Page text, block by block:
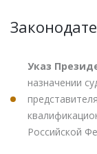
Указ
назначении
Российской